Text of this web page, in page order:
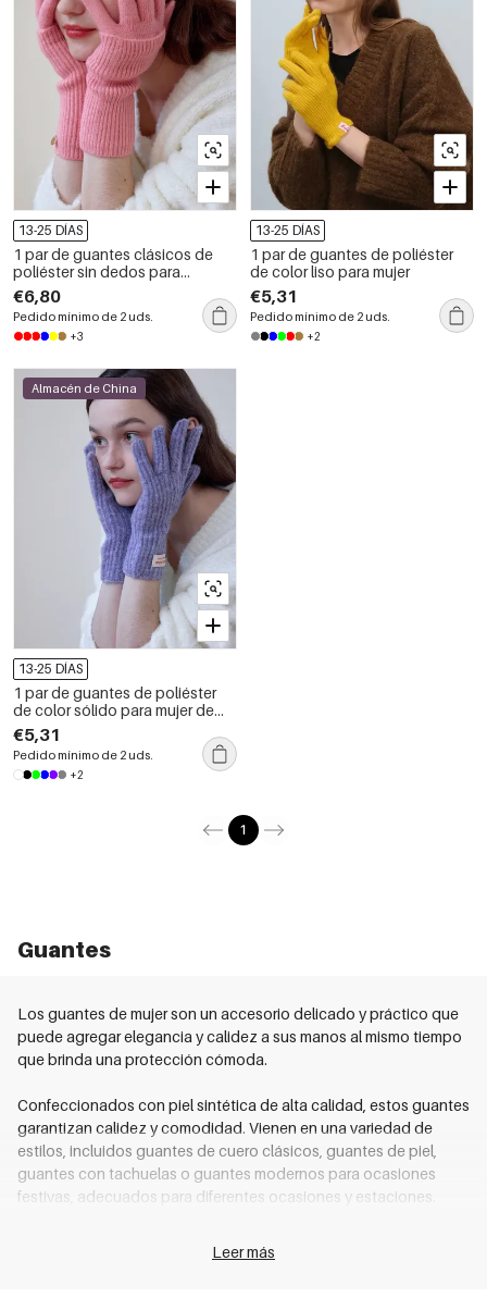
13-25 DÍAS
1 par de guantes clásicos de
poliéster sin dedos para
pantalla táctil para mujer
€6,80
Pedido mínimo de 2 uds.
+3
13-25 DÍAS
1 par de guantes de poliéster
de color liso para mujer
€5,31
Pedido mínimo de 2 uds.
+2
Almacén de China
13-25 DÍAS
1 par de guantes de poliéster
de color sólido para mujer de
uso diario
€5,31
Pedido mínimo de 2 uds.
+2
1
Guantes
Los guantes de mujer son un accesorio delicado y práctico que
puede agregar elegancia y calidez a sus manos al mismo tiempo
que brinda una protección cómoda.
Confeccionados con piel sintética de alta calidad, estos guantes
garantizan calidez y comodidad. Vienen en una variedad de
estilos, incluidos guantes de cuero clásicos, guantes de piel,
guantes con tachuelas o guantes modernos para ocasiones
festivas, adecuados para diferentes ocasiones y estaciones.
sino que también consideran la comodidad y la practicidad.
Leer más